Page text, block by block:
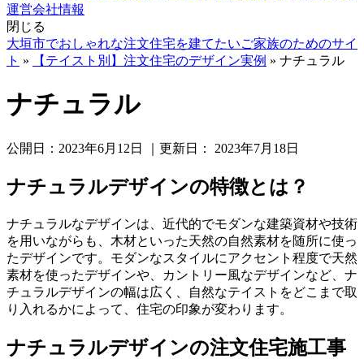
運営会社情報
閉じる
大垣市でおしゃれな注文住宅を建てたいご家族のためのサイ
ト » 【テイスト別】注文住宅のデザイン実例 » ナチュラル
ナチュラル
公開日： 2023年6月12日 ｜更新日： 2023年7月18日
ナチュラルデザインの特徴とは？
ナチュラルなデザインは、近代的でモダンな建築資材や技術
を用いながらも、木材といった天然の自然素材を随所に使っ
たデザインです。モダンなスタイルにアクセント程度で天然
素材を使ったデザインや、カントリー風なデザインなど、ナ
チュラルデザインの幅は広く、自然なテイストをどこまで取
り入れるかによって、住宅の印象が変わります。
ナチュラルデザインの注文住宅施工事